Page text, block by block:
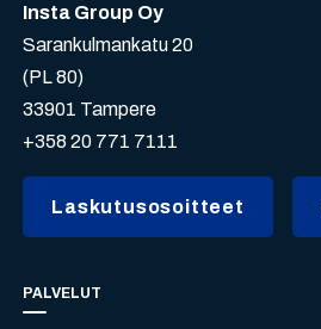
Insta Group Oy
Sarankulmankatu 20
(PL 80)
33901 Tampere
+358 20 771 7111
Laskutusosoitteet
PALVELUT